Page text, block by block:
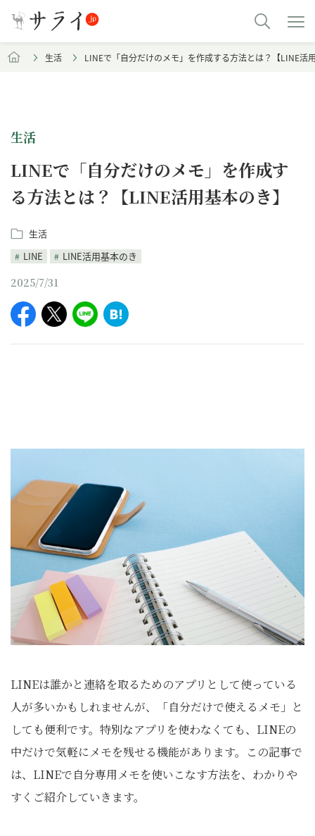
生活 LINEで「自分だけのメモ」を作成する方法とは？【LINE活
生活
LINEで「自分だけのメモ」を作成す
る方法とは？【LINE活用基本のき】
生活
LINE
LINE活用基本のき
2025/7/31
LINEは誰かと連絡を取るためのアプリとして使っている
人が多いかもしれませんが、「自分だけで使えるメモ」と
しても便利です。特別なアプリを使わなくても、LINEの
中だけで気軽にメモを残せる機能があります。この記事で
は、LINEで自分専用メモを使いこなす方法を、わかりや
すくご紹介していきます。